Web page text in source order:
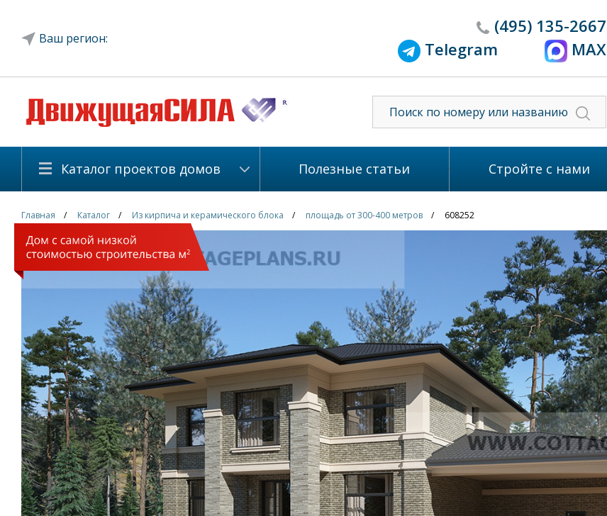
Ваш регион:
(495) 135-2667
Telegram
MAX
Каталог проектов домов Полезные статьи Стройте с нами
Главная Каталог Из кирпича и керамического блока площадь от 300-400 метров 608252